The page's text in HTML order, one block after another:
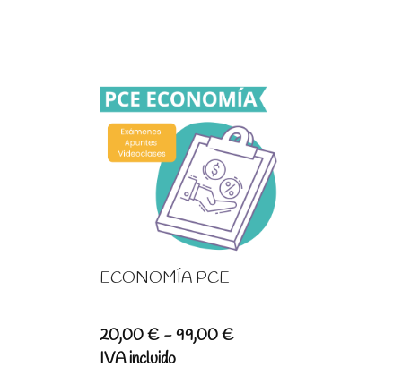
ECONOMÍA PCE
20,00€ -99,00€Rango
IVA incluido